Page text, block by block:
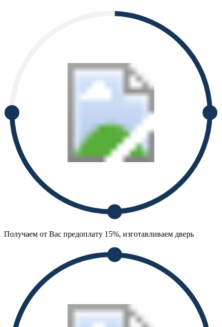
Получаем от Вас предоплату 15%, изготавливаем дверь